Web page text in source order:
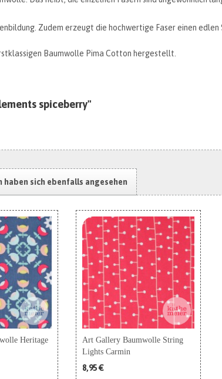
Zudem erzeugt die hochwertige Faser einen edlen
Baumwolle Pima Cotton hergestellt.
spiceberry"
haben sich ebenfalls angesehen
Heritage
Art Gallery Baumwolle String
Lights Carmin
8,95 €